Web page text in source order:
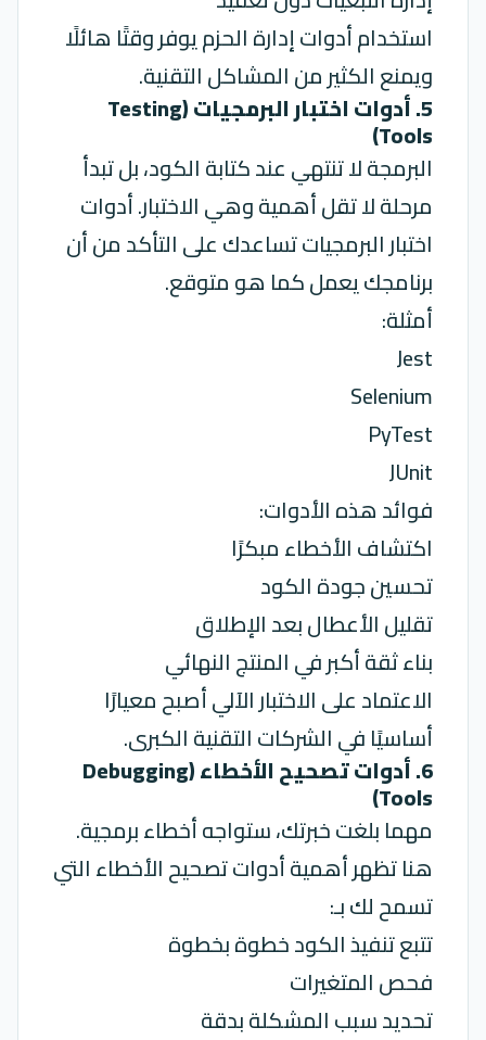
استخدام أدوات إدارة الحزم يوفر وقتًا هائلًا
ويمنع الكثير من المشاكل التقنية.
5. أدوات اختبار البرمجيات (Testing
Tools)
البرمجة لا تنتهي عند كتابة الكود، بل تبدأ
مرحلة لا تقل أهمية وهي الاختبار.أدوات
اختبار البرمجيات تساعدك على التأكد من أن
برنامجك يعمل كما هو متوقع.
أمثلة:
Jest
Selenium
PyTest
JUnit
فوائد هذه الأدوات:
اكتشاف الأخطاء مبكرًا
تحسين جودة الكود
تقليل الأعطال بعد الإطلاق
بناء ثقة أكبر في المنتج النهائي
الاعتماد على الاختبار الآلي أصبح معيارًا
أساسيًا في الشركات التقنية الكبرى.
6. أدوات تصحيح الأخطاء (Debugging
Tools)
مهما بلغت خبرتك، ستواجه أخطاء برمجية.
هنا تظهر أهمية أدوات تصحيح الأخطاء التي
تسمح لك بـ:
تتبع تنفيذ الكود خطوة بخطوة
فحص المتغيرات
تحديد سبب المشكلة بدقة